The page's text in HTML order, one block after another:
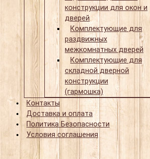
конструкции для окон и
дверей
Комплектующие для
раздвижных
межкомнатных дверей
Комплектующие для
складной дверной
конструкции
(гармошка)
Контакты
Доставка и оплата
Политика Безопасности
Условия соглашения